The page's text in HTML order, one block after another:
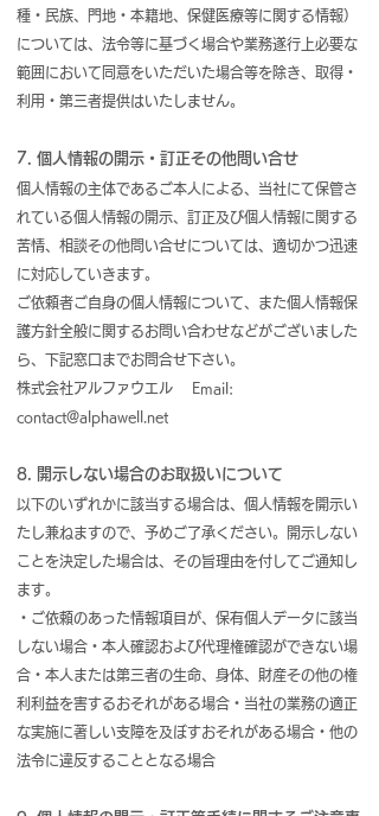
種・民族、門地・本籍地、保健医療等に関する情報）
については、法令等に基づく場合や業務遂行上必要な
範囲において同意をいただいた場合等を除き、取得・
利用・第三者提供はいたしません。
7. 個人情報の開示・訂正その他問い合せ
個人情報の主体であるご本人による、当社にて保管さ
れている個人情報の開示、訂正及び個人情報に関する
苦情、相談その他問い合せについては、適切かつ迅速
に対応していきます。
ご依頼者ご自身の個人情報について、また個人情報保
護方針全般に関するお問い合わせなどがございました
ら、下記窓口までお問合せ下さい。
株式会社アルファウエル Email:
contact@alphawell.net
8. 開示しない場合のお取扱いについて
以下のいずれかに該当する場合は、個人情報を開示い
たし兼ねますので、予めご了承ください。開示しない
ことを決定した場合は、その旨理由を付してご通知し
ます。
・ご依頼のあった情報項目が、保有個人データに該当
しない場合・本人確認および代理権確認ができない場
合・本人または第三者の生命、身体、財産その他の権
利利益を害するおそれがある場合・当社の業務の適正
な実施に著しい支障を及ぼすおそれがある場合・他の
法令に違反することとなる場合